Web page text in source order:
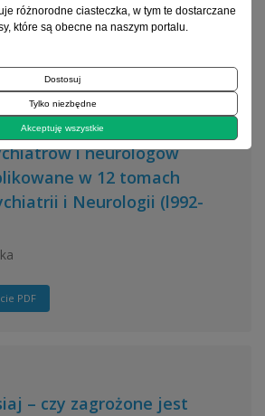
3
(1840-1909)
i neurologów
w 12 tomach
i Neurologii (l992-
PDF
– czy zagrożone jest
różnorodne ciasteczka, w tym te dostarczane
które są obecne na naszym portalu.
Dostosuj
Tylko niezbędne
Akceptuję wszystkie